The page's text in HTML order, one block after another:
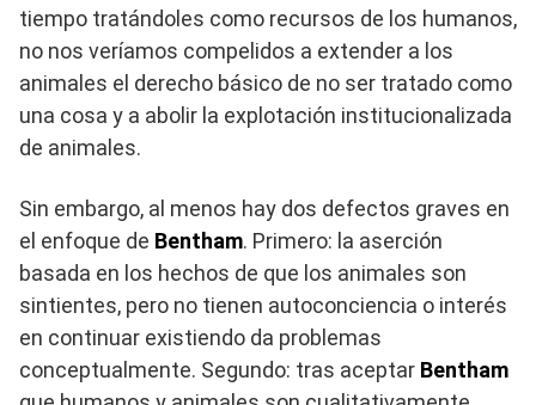
tiempo tratándoles como recursos de los humanos,
no nos veríamos compelidos a extender a los
animales el derecho básico de no ser tratado como
una cosa y a abolir la explotación institucionalizada
de animales.
Sin embargo, al menos hay dos defectos graves en
el enfoque de Bentham. Primero: la aserción
basada en los hechos de que los animales son
sintientes, pero no tienen autoconciencia o interés
en continuar existiendo da problemas
conceptualmente. Segundo: tras aceptar Bentham